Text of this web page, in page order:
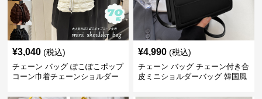
¥3,040 (税込)
チェーン バッグ ぽこぽこポップ
コーン巾着チェーンショルダー
¥4,990 (税込)
チェーン バッグ チェーン付き合
皮ミニショルダーバッグ 韓国風